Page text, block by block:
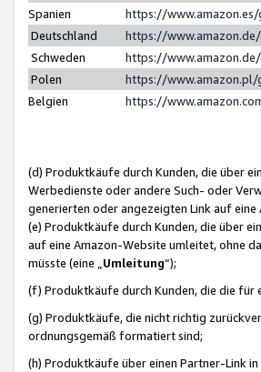
Spanien
https://
Deutschland
https://
Schweden
https://
Polen
https://
Belgien
https://
(d) Produktkäufe durch Kunden, die über
Werbedienste oder andere Such- oder
generierten oder angezeigten Link auf
(e) Produktkäufe durch Kunden, die über
auf eine Amazon-Website umleitet, ohne
müsste (eine „ Umleitung“);
(f) Produktkäufe durch Kunden, die die für
(g) Produktkäufe, die nicht richtig
ordnungsgemäß formatiert sind;
(h) Produktkäufe über einen Partner-Link